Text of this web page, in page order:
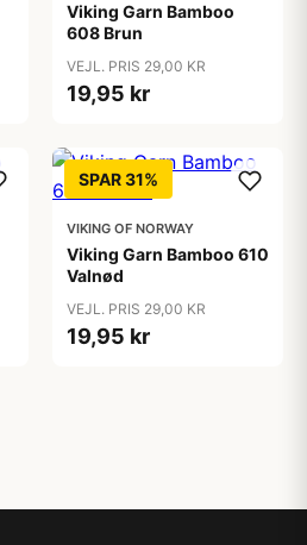
Viking Garn Bamboo
608 Brun
VEJL. PRIS 29,00 KR
19,95 kr
SPAR 31%
VIKING OF NORWAY
Viking Garn Bamboo 610
Valnød
VEJL. PRIS 29,00 KR
19,95 kr